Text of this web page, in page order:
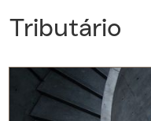
Tributário